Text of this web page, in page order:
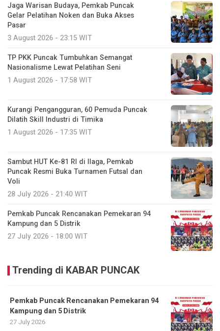
Jaga Warisan Budaya, Pemkab Puncak
Gelar Pelatihan Noken dan Buka Akses
Pasar
3 August 2026 - 23:15 WIT
TP PKK Puncak Tumbuhkan Semangat
Nasionalisme Lewat Pelatihan Seni
1 August 2026 - 17:58 WIT
Kurangi Pengangguran, 60 Pemuda Puncak
Dilatih Skill Industri di Timika
1 August 2026 - 17:35 WIT
Sambut HUT Ke-81 RI di Ilaga, Pemkab
Puncak Resmi Buka Turnamen Futsal dan
Voli
28 July 2026 - 21:40 WIT
Pemkab Puncak Rencanakan Pemekaran 94
Kampung dan 5 Distrik
27 July 2026 - 18:00 WIT
Trending di KABAR PUNCAK
Pemkab Puncak Rencanakan Pemekaran 94
Kampung dan 5 Distrik
27 July 2026